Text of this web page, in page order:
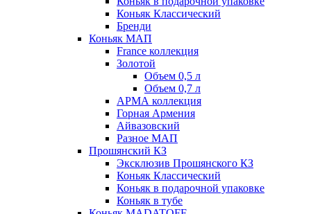
Коньяк Классический
Бренди
Коньяк МАП
France коллекция
Золотой
Объем 0,5 л
Объем 0,7 л
АРМА коллекция
Горная Армения
Айвазовский
Разное МАП
Прошянский КЗ
Эксклюзив Прошянского КЗ
Коньяк Классический
Коньяк в подарочной упаковке
Коньяк в тубе